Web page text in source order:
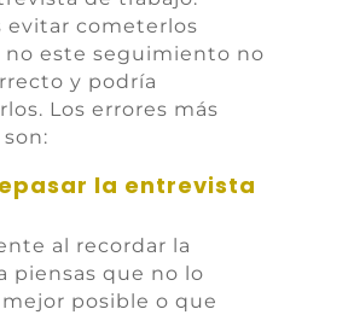
evitar cometerlos
no este seguimiento no
y podría
Los errores más
la entrevista
al recordar la
piensas que no lo
posible o que